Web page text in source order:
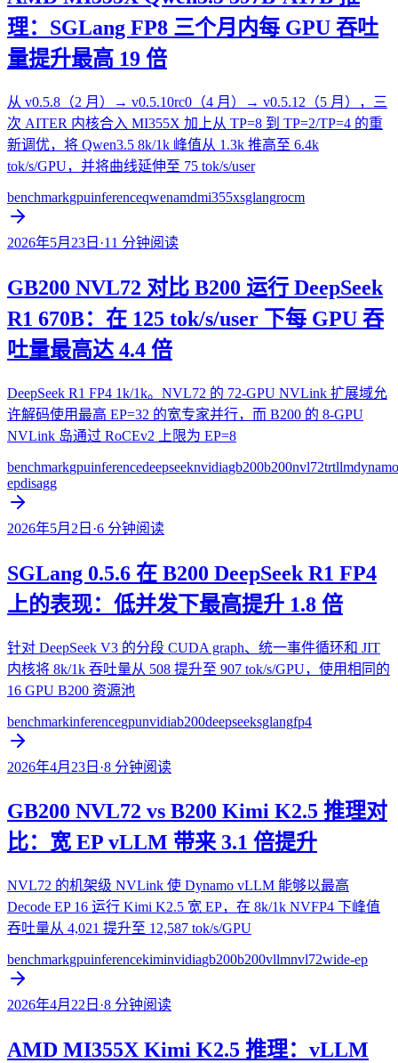
理：SGLang FP8 三个月内每 GPU 吞吐
量提升最高 19 倍
从 v0.5.8（2 月）→ v0.5.10rc0（4 月）→ v0.5.12（5 月），三
次 AITER 内核合入 MI355X 加上从 TP=8 到 TP=2/TP=4 的重
新调优，将 Qwen3.5 8k/1k 峰值从 1.3k 推高至 6.4k
tok/s/GPU，并将曲线延伸至 75 tok/s/user
benchmarkgpuinferenceqwenamdmi355xsglangrocm
2026年5月23日 ·11 分钟阅读
GB200 NVL72 对比 B200 运行 DeepSeek
R1 670B：在 125 tok/s/user 下每 GPU 吞
吐量最高达 4.4 倍
DeepSeek R1 FP4 1k/1k。NVL72 的 72-GPU NVLink 扩展域允
许解码使用最高 EP=32 的宽专家并行，而 B200 的 8-GPU
NVLink 岛通过 RoCEv2 上限为 EP=8
benchmarkgpuinferencedeepseeknvidiagb200b200nvl72trtllmdynamo
epdisagg
2026年5月2日 ·6 分钟阅读
SGLang 0.5.6 在 B200 DeepSeek R1 FP4
上的表现：低并发下最高提升 1.8 倍
针对 DeepSeek V3 的分段 CUDA graph、统一事件循环和 JIT
内核将 8k/1k 吞吐量从 508 提升至 907 tok/s/GPU，使用相同的
16 GPU B200 资源池
benchmarkinferencegpunvidiab200deepseeksglangfp4
2026年4月23日 ·8 分钟阅读
GB200 NVL72 vs B200 Kimi K2.5 推理对
比：宽 EP vLLM 带来 3.1 倍提升
NVL72 的机架级 NVLink 使 Dynamo vLLM 能够以最高
Decode EP 16 运行 Kimi K2.5 宽 EP，在 8k/1k NVFP4 下峰值
吞吐量从 4,021 提升至 12,587 tok/s/GPU
benchmarkgpuinferencekiminvidiagb200b200vllmnvl72wide-ep
2026年4月22日 ·8 分钟阅读
AMD MI355X Kimi K2.5 推理：vLLM